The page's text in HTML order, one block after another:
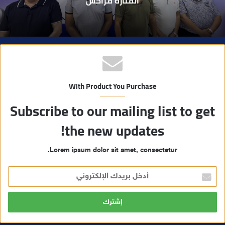
With Product You Purchase
Subscribe to our mailing list to get
the new updates!
Lorem ipsum dolor sit amet, consectetur.
خ
ل
ر